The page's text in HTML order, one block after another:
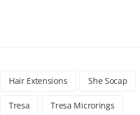
Hair Extensions She Socap
Tresa Tresa Microrings